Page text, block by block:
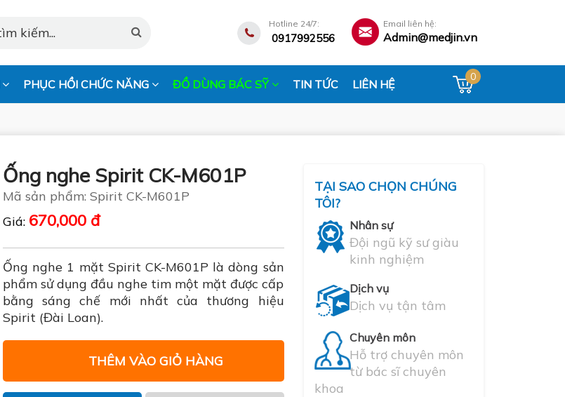
Email liên hệ:
Admin@medjin.vn
Hotline 24/7:
0917992556
PHỤC HỒI CHỨC NĂNG ĐỒ DÙNG BÁC SỸ TIN TỨC LIÊN HỆ
0
Ống nghe Spirit CK-M601P
Mã sản phẩm: Spirit CK-M601P
Giá: 670,000 đ
Ống nghe 1 mặt Spirit CK-M601P là dòng sản
phẩm sử dụng đầu nghe tim một mặt được cấp
bằng sáng chế mới nhất của thương hiệu
Spirit (Đài Loan).
THÊM VÀO GIỎ HÀNG
TẠI SAO CHỌN CHÚNG
TÔI?
Nhân sự
Đội ngũ kỹ sư giàu
kinh nghiệm
Dịch vụ
Dịch vụ tận tâm
Chuyên môn
Hỗ trợ chuyên môn
từ bác sĩ chuyên
khoa